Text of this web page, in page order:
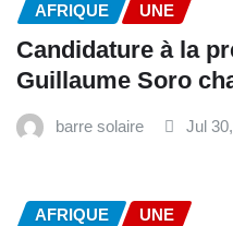
AFRIQUE UNE
Candidature à la
Guillaume Soro
barre solaire Jul
AFRIQUE UNE